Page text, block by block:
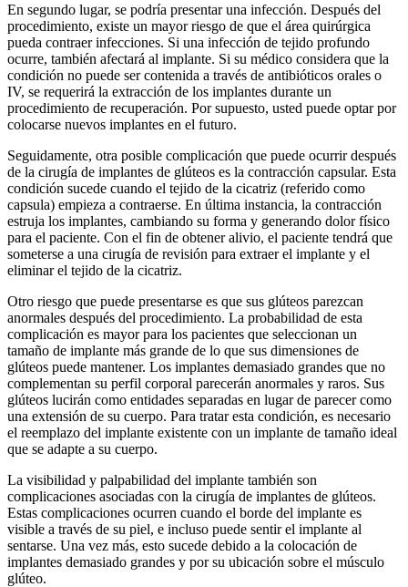
En segundo lugar, se podría presentar una infección. Después del
procedimiento, existe un mayor riesgo de que el área quirúrgica
pueda contraer infecciones. Si una infección de tejido profundo
ocurre, también afectará al implante. Si su médico considera que la
condición no puede ser contenida a través de antibióticos orales o
IV, se requerirá la extracción de los implantes durante un
procedimiento de recuperación. Por supuesto, usted puede optar por
colocarse nuevos implantes en el futuro.
Seguidamente, otra posible complicación que puede ocurrir después
de la cirugía de implantes de glúteos es la contracción capsular. Esta
condición sucede cuando el tejido de la cicatriz (referido como
capsula) empieza a contraerse. En última instancia, la contracción
estruja los implantes, cambiando su forma y generando dolor físico
para el paciente. Con el fin de obtener alivio, el paciente tendrá que
someterse a una cirugía de revisión para extraer el implante y el
eliminar el tejido de la cicatriz.
Otro riesgo que puede presentarse es que sus glúteos parezcan
anormales después del procedimiento. La probabilidad de esta
complicación es mayor para los pacientes que seleccionan un
tamaño de implante más grande de lo que sus dimensiones de
glúteos puede mantener. Los implantes demasiado grandes que no
complementan su perfil corporal parecerán anormales y raros. Sus
glúteos lucirán como entidades separadas en lugar de parecer como
una extensión de su cuerpo. Para tratar esta condición, es necesario
el reemplazo del implante existente con un implante de tamaño ideal
que se adapte a su cuerpo.
La visibilidad y palpabilidad del implante también son
complicaciones asociadas con la cirugía de implantes de glúteos.
Estas complicaciones ocurren cuando el borde del implante es
visible a través de su piel, e incluso puede sentir el implante al
sentarse. Una vez más, esto sucede debido a la colocación de
implantes demasiado grandes y por su ubicación sobre el músculo
glúteo.